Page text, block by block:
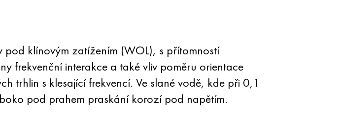
klínovým zatížením (WOL), s přítomností
frekvenční interakce a také vliv poměru orientace
trhlin s klesající frekvencí. Ve slané vodě, kde při 0,1
pod prahem praskání korozí pod napětím.